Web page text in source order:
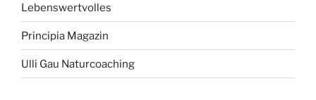
Lebenswertvolles
Principia Magazin
Ulli Gau Naturcoaching